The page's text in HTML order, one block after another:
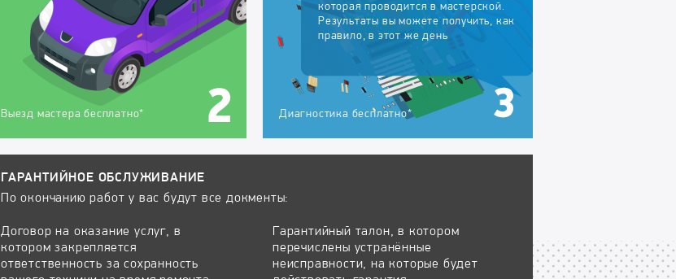
Выезд мастера бесплатно*
которая проводится в мастерской.
Результаты вы можете получить, как
правило, в этот же день
Диагностика бесплатно*
ГАРАНТИЙНОЕ ОБСЛУЖИВАНИЕ
По окончанию работ у вас будут все докменты:
Договор на оказание услуг, в
котором закрепляется
ответственность за сохранность
Гарантийный талон, в котором
перечислены устранённые
неисправности, на которые будет